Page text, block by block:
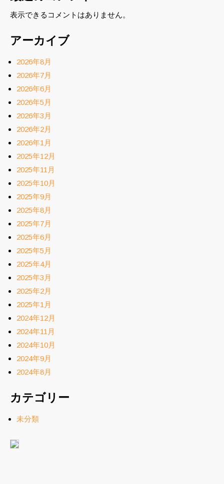
表示できるコメントはありません。
アーカイブ
2026年8月
2026年7月
2026年6月
2026年5月
2026年3月
2026年2月
2026年1月
2025年12月
2025年11月
2025年10月
2025年9月
2025年8月
2025年7月
2025年6月
2025年5月
2025年4月
2025年3月
2025年2月
2025年1月
2024年12月
2024年11月
2024年10月
2024年9月
2024年8月
カテゴリー
未分類